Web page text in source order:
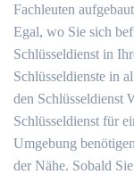
Fachleuten
Egal, wo Sie sich
Schlüsseldienst in
Schlüsseldienste in
den Schlüsseldienst
Schlüsseldienst für
Umgebung
der Nähe. Sobald